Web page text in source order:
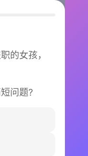
的女孩，
问题?
单
身边的TA